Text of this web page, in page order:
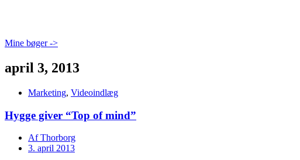
Mine bøger ->
april 3, 2013
Marketing, Videoindlæg
Hygge giver “Top of mind”
AfThorborg
3. april 2013